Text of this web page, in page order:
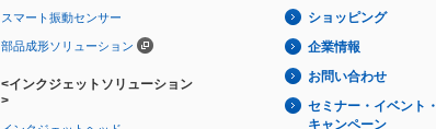
スマート振動センサー
部品成形ソリューション
<インクジェットソリューション
>
ショッピング
企業情報
お問い合わせ
セミナー・イベント・
キャンペーン